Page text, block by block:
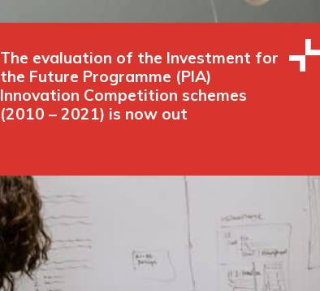
The evaluation of the Investment for
the Future Programme (PIA)
Innovation Competition schemes
(2010 – 2021) is now out